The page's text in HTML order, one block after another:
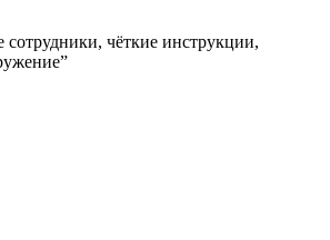
чёткие инструкции,